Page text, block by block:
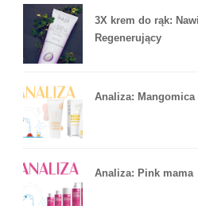
3X krem do rąk:
Regenerujący
Analiza: Mangomica
Analiza: Pink mama